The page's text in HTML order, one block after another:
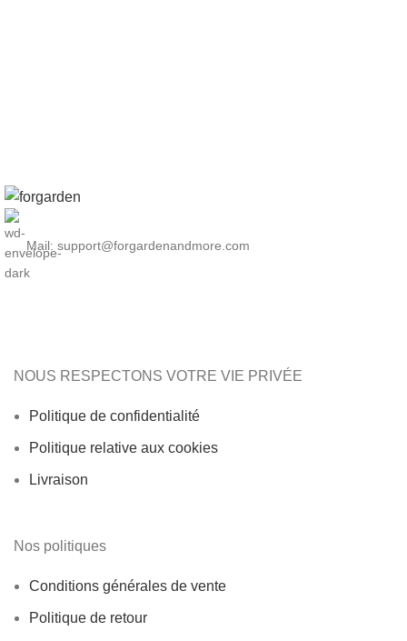
Mail: support@forgardenandmore.com
NOUS RESPECTONS VOTRE VIE PRIVÉE
Politique de confidentialité
Politique relative aux cookies
Livraison
Nos politiques
Conditions générales de vente
Politique de retour